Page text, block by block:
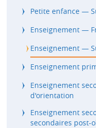
Petite enfance —
Enseignement —
Enseignement —
Enseignement
Enseignement
d'orientation
Enseignement
secondaires post-